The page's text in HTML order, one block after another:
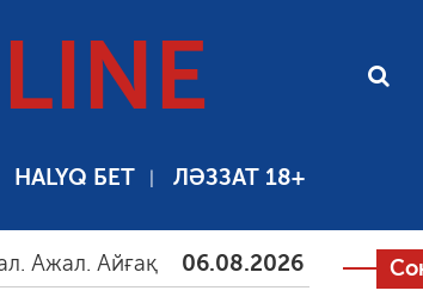
LINE
HALYQ БЕТ ЛӘЗЗАТ 18+
Айғақ 06.08.2026 Тамыздағы таңғы